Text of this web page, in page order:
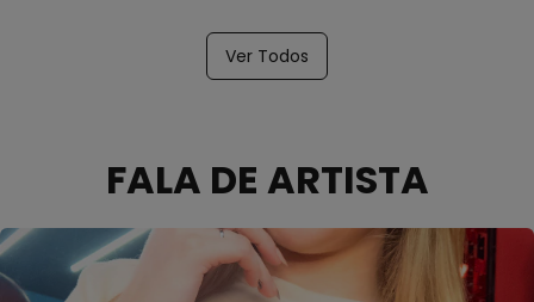
Ver Todos
FALA DE ARTISTA